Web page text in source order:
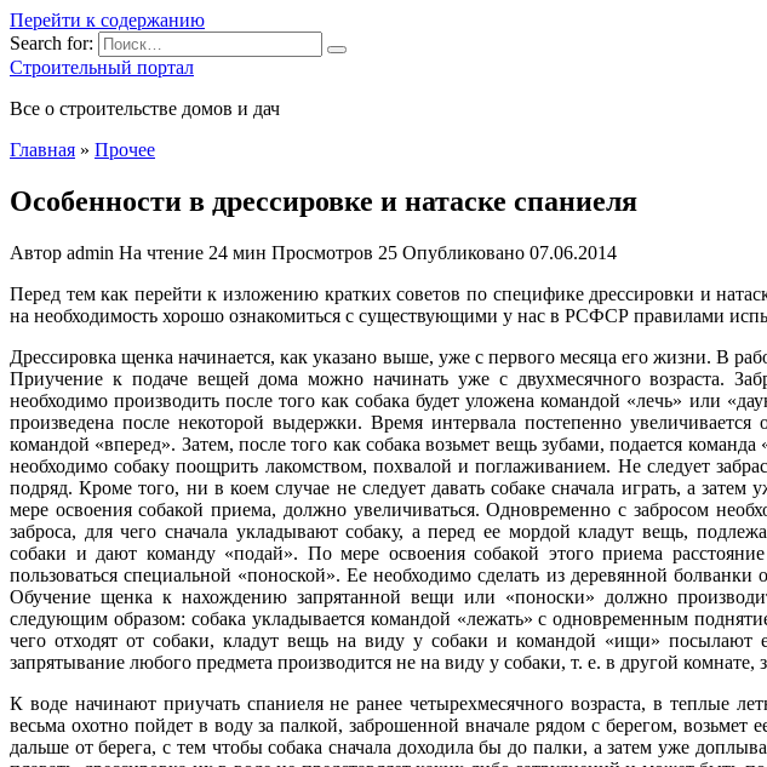
Перейти к содержанию
Search for:
Строительный портал
Все о строительстве домов и дач
Главная » Прочее
Особенности в дрессировке и натаске спаниеля
Автор admin На чтение 24 мин Просмотров 25 Опубликовано 07.06.2014
Перед тем как перейти к изложению кратких советов по специфике дрессировки и
на необходимость хорошо ознакомиться с существующими у нас в РСФСР правилами
Дрессировка щенка начинается, как указано выше, уже с первого месяца его жизни. В
Приучение к подаче вещей дома можно начинать уже с двухмесячного возраста.
необходимо производить после того как собака будет уложена командой «лечь» или
произведена после некоторой выдержки. Время интервала постепенно
командой «вперед». Затем, после того как собака возьмет вещь зубами, подается
необходимо собаку поощрить лакомством, похвалой и поглаживанием. Не следует
подряд. Кроме того, ни в коем случае не следует давать собаке сначала играть, а затем
мере освоения собакой приема, должно увеличиваться. Одновременно с забросом
заброса, для чего сначала укладывают собаку, а перед ее мордой кладут вещь,
собаки и дают команду «подай». По мере освоения собакой этого приема
пользоваться специальной «поноской». Ее необходимо сделать из деревянной
Обучение щенка к нахождению запрятанной вещи или «поноски» должно
следующим образом: собака укладывается командой «лежать» с одновременным
чего отходят от собаки, кладут вещь на виду у собаки и командой «ищи»
запрятывание любого предмета производится не на виду у собаки, т. е. в другой
К воде начинают приучать спаниеля не ранее четырехмесячного возраста, в теплые
весьма охотно пойдет в воду за палкой, заброшенной вначале рядом с берегом,
дальше от берега, с тем чтобы собака сначала доходила бы до палки, а затем уже